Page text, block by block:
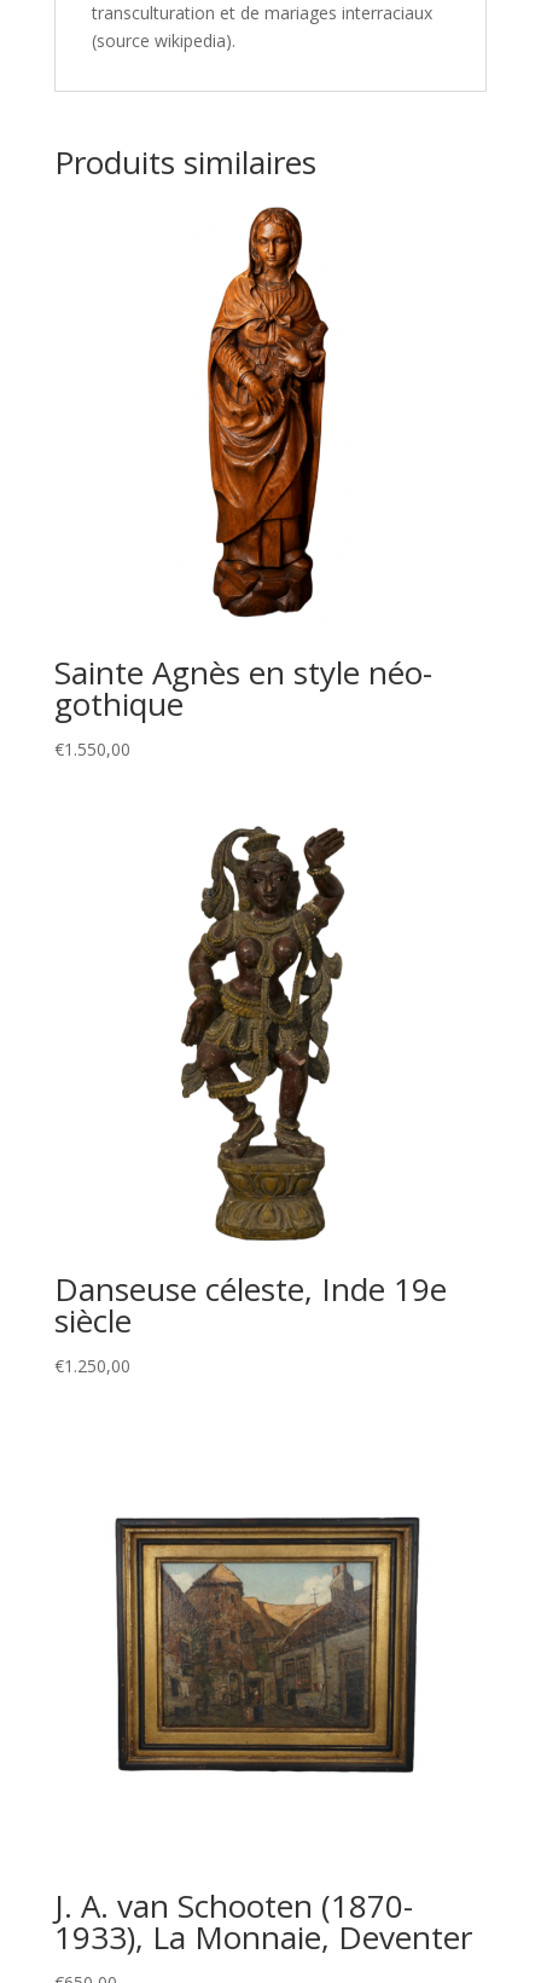
transculturation et de mariages interraciaux
(source wikipedia).
Produits similaires
Sainte Agnès en style néo-
gothique
€1.550,00
Danseuse céleste, Inde 19e
siècle
€1.250,00
J. A. van Schooten (1870-
1933), La Monnaie, Deventer